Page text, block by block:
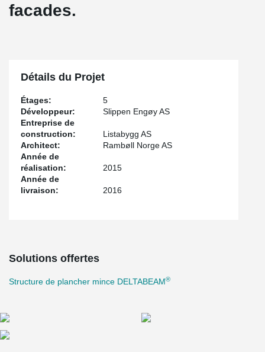
facades.
Détails du Projet
Étages:
5
Développeur:
Slippen Engøy AS
Entreprise de
construction:
Listabygg AS
Architect:
Rambøll Norge AS
Année de
réalisation:
2015
Année de
livraison:
2016
Solutions offertes
Structure de plancher mince DELTABEAM®